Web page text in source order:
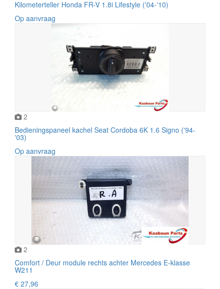
Kilometerteller Honda FR-V 1.8i Lifestyle ('04-'10)
Op aanvraag
2
Bedieningspaneel kachel Seat Cordoba 6K 1.6 Signo ('94-
'03)
Op aanvraag
2
Comfort / Deur module rechts achter Mercedes E-klasse
W211
€ 27,96